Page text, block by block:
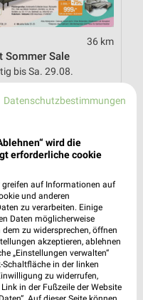
36 km
Sommer Sale
bis Sa. 29.08.
Datenschutzbestimmungen
wird die
erforderliche cookie
greifen auf Informationen auf
und anderen
zu verarbeiten. Einige
Daten möglicherweise
zu widersprechen, öffnen
akzeptieren, ablehnen
„Einstellungen verwalten“
Schaltfläche in der linken
zu widerrufen,
in der Fußzeile der Website